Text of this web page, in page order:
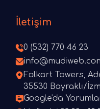
İletişim
0 (532) 770 46 23
Folkart Towers,
35530 Bayraklı/
Google'da